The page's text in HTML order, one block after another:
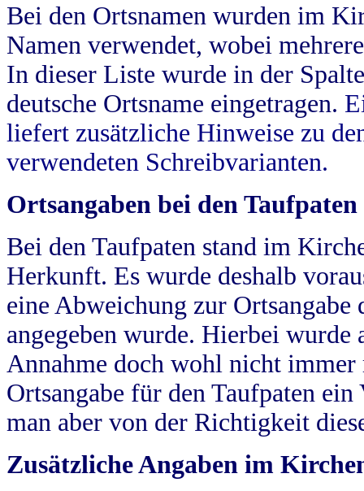
Bei den Ortsnamen wurden im
Namen verwendet, wobei
In dieser Liste wurde in der
deutsche Ortsname eingetragen.
liefert zusätzliche Hinweise zu
verwendeten Schreibvarianten.
Ortsangaben bei den Taufpaten
Bei den Taufpaten stand im
Herkunft. Es wurde deshalb
eine Abweichung zur
angegeben wurde. Hierbei wurde
Annahme doch wohl nicht
Ortsangabe für den Taufpaten
man aber von der Richtigkeit
Zusätzliche Angaben im